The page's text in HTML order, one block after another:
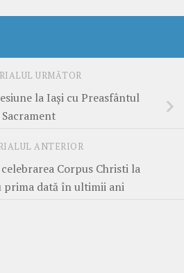
URMĂTOR
la Iași cu Preasfântul
Sacrament
ANTERIOR
Corpus Christi la
prima dată în ultimii ani